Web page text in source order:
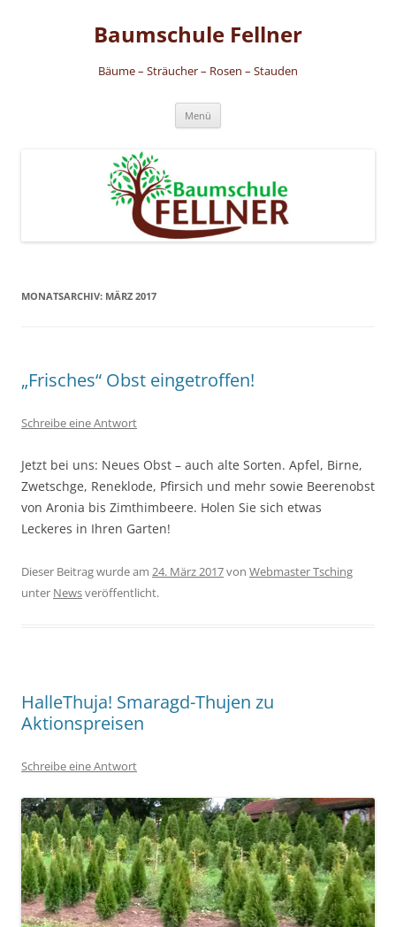
Baumschule Fellner
Bäume – Sträucher – Rosen – Stauden
Menü
MONATSARCHIV: MÄRZ 2017
„Frisches“ Obst eingetroffen!
Schreibe eine Antwort
Jetzt bei uns: Neues Obst – auch alte Sorten. Apfel, Birne,
Zwetschge, Reneklode, Pfirsich und mehr sowie Beerenobst
von Aronia bis Zimthimbeere. Holen Sie sich etwas
Leckeres in Ihren Garten!
Dieser Beitrag wurde am 24. März 2017von Webmaster Tsching
unter Newsveröffentlicht.
HalleThuja! Smaragd-Thujen zu
Aktionspreisen
Schreibe eine Antwort